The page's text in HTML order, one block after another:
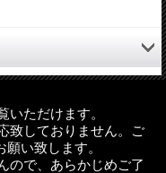
自らの立場が明らかにな
徒たちが、疑念の暗闇に
、審理を迅速に処理でき
第1部第1章の婚姻無効訴
たな条文。また付録と
ただけます。
致しておりません。ご
い致します。
ので、あらかじめご了